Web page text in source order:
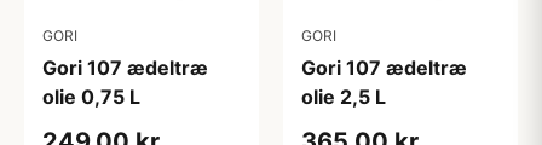
GORI
Gori 107 ædeltræ
olie 0,75 L
GORI
Gori 107 ædeltræ
olie 2,5 L